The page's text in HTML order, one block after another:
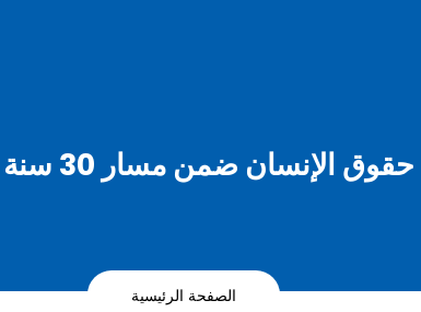
ضمن مسار 30 سنة بالمغرب (فيديو)
الصفحة الرئيسية